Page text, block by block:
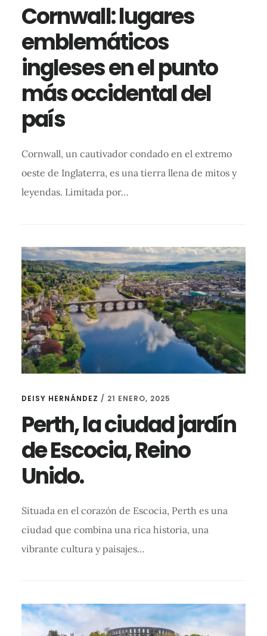
Cornwall: lugares
emblemáticos
ingleses en el punto
más occidental del
país
Cornwall, un cautivador condado en el extremo
oeste de Inglaterra, es una tierra llena de mitos y
leyendas. Limitada por…
DEISY HERNÁNDEZ / 21 ENERO, 2025
Perth, la ciudad jardín
de Escocia, Reino
Unido.
Situada en el corazón de Escocia, Perth es una
ciudad que combina una rica historia, una
vibrante cultura y paisajes…